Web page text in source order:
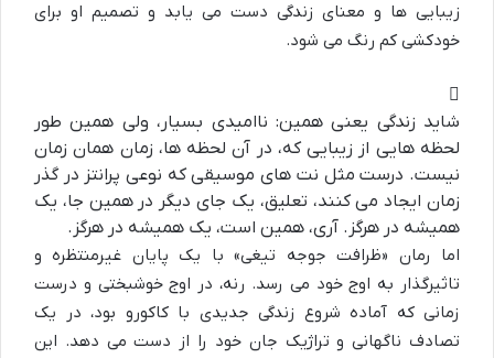
زیبایی ها و معنای زندگی دست می یابد و تصمیم او برای
خودکشی کم رنگ می شود.
شاید زندگی یعنی همین: ناامیدی بسیار، ولی همین طور
لحظه هایی از زیبایی که، در آن لحظه ها، زمان همان زمان
نیست. درست مثل نت های موسیقی که نوعی پرانتز در گذر
زمان ایجاد می کنند، تعلیق، یک جای دیگر در همین جا، یک
همیشه در هرگز. آری، همین است، یک همیشه در هرگز.
اما رمان «ظرافت جوجه تیغی» با یک پایان غیرمنتظره و
تاثیرگذار به اوج خود می رسد. رنه، در اوج خوشبختی و درست
زمانی که آماده شروع زندگی جدیدی با کاکورو بود، در یک
تصادف ناگهانی و تراژیک جان خود را از دست می دهد. این